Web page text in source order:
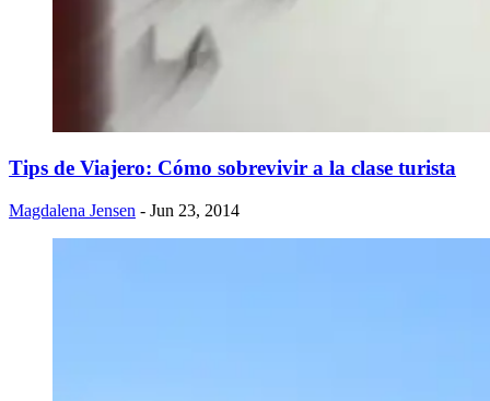
Tips de Viajero: Cómo sobrevivir a la clase turista
Magdalena Jensen - Jun 23, 2014